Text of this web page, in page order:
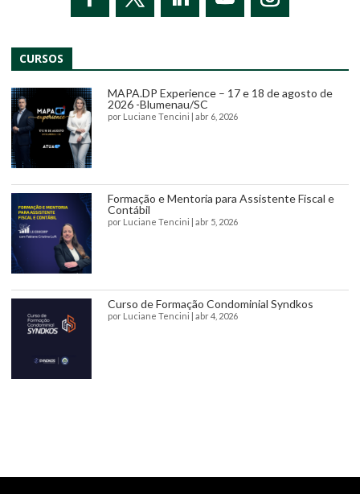
CURSOS
MAPA.DP Experience – 17 e 18 de agosto de
2026 -Blumenau/SC
por Luciane Tencini abr 6, 2026
Formação e Mentoria para Assistente Fiscal e
Contábil
por Luciane Tencini abr 5, 2026
Curso de Formação Condominial Syndkos
por Luciane Tencini abr 4, 2026